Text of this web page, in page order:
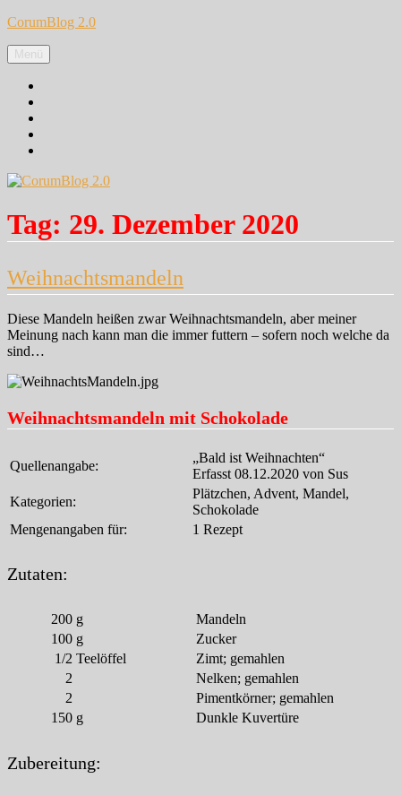
Zum
springen
CorumBlog 2.0
Menü
Tag: 29. Dezember 2020
Weihnachtsmandeln
Diese Mandeln heißen zwar Weihnachtsmandeln, aber meiner
Meinung nach kann man die immer futtern – sofern noch welche da
sind…
Weihnachtsmandeln mit Schokolade
Quellenangabe:
„Bald ist Weihnachten“
Erfasst 08.12.2020 von Sus
Kategorien:
Plätzchen, Advent, Mandel,
Schokolade
Mengenangaben für:
1 Rezept
Zutaten:
200 g
Mandeln
100 g
Zucker
1/2 Teelöffel
Zimt; gemahlen
2
Nelken; gemahlen
2
Pimentkörner; gemahlen
150 g Dunkle Kuvertüre
Zubereitung: